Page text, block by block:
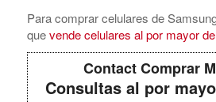
Para comprar celulares de
quevende celulares al por mayor
Contact Comprar
Consultas al por